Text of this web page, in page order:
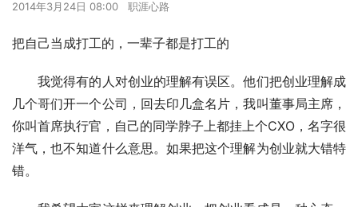
2014年3月24日 08:00 职涯心路
把自己当成打工的，一辈子都是打工的
我觉得有的人对创业的理解有误区。他们把创业理解成
几个哥们开一个公司，回去印几盒名片，我叫董事局主席，
你叫首席执行官，自己的同学脖子上都挂上个CXO，名字很
洋气，也不知道什么意思。如果把这个理解为创业就大错特
错。